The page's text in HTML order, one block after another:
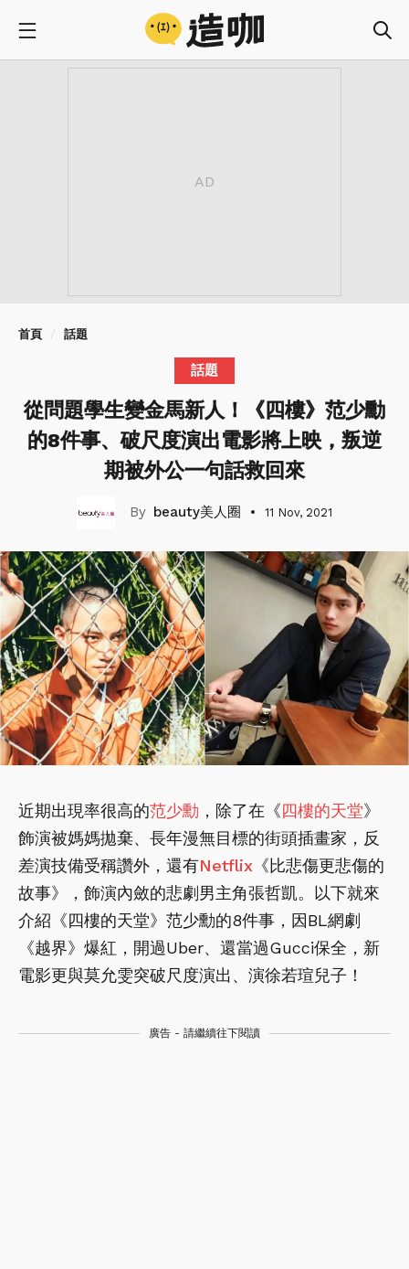
首頁 話題
話題
從問題學生變金馬新人！《四樓》范少勳
的8件事、破尺度演出電影將上映，叛逆
期被外公一句話救回來
beauty美人圈 11 Nov, 2021
近期出現率很高的范少勳 ，除了在《四樓的天堂》
飾演被媽媽拋棄、長年漫無目標的街頭插畫家，反
差演技備受稱讚外，還有Netflix 《比悲傷更悲傷的
故事》，飾演內斂的悲劇男主角張哲凱。以下就來
介紹《四樓的天堂》范少勳的8件事，因BL網劇
《越界》爆紅，開過Uber、還當過Gucci保全，新
電影更與莫允雯突破尺度演出、演徐若瑄兒子！
廣告 - 請繼續往下閱讀